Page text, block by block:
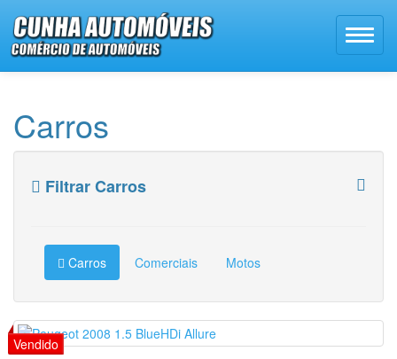
Carros
Filtrar Carros
Carros Comerciais Motos